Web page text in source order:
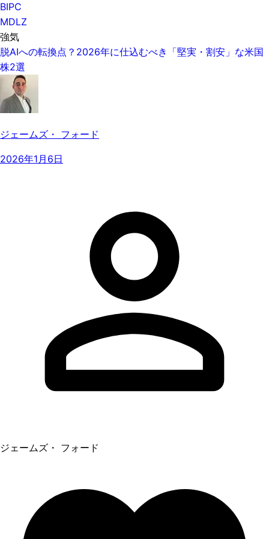
BIPC
MDLZ
強気
脱AIへの転換点？2026年に仕込むべき「堅実・割安」な米国
株2選
ジェームズ・ フォード
2026年1月6日
ジェームズ・ フォード